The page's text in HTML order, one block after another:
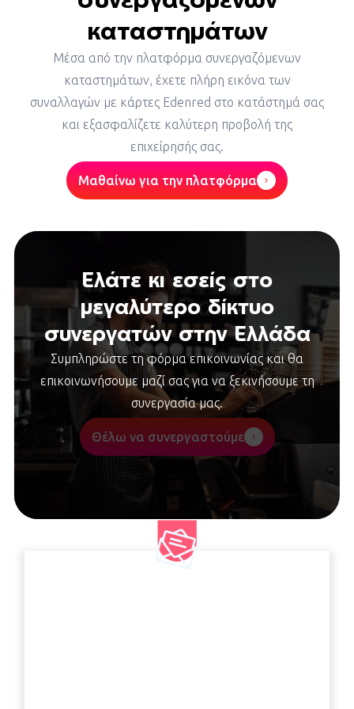
καταστημάτων
Μέσα από την πλατφόρμα συνεργαζόμενων
καταστημάτων, έχετε πλήρη εικόνα των
συναλλαγών με κάρτες Edenred στο κατάστημά σας
και εξασφαλίζετε καλύτερη προβολή της
επιχείρησής σας.
Μαθαίνω για την πλατφόρμα
Ελάτε κι εσείς στο
μεγαλύτερο δίκτυο
συνεργατών στην Ελλάδα
Συμπληρώστε τη φόρμα επικοινωνίας και θα
επικοινωνήσουμε μαζί σας για να ξεκινήσουμε τη
συνεργασία μας.
Θέλω να συνεργαστούμε